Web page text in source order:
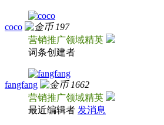
coco
197
营销推广领域精英
词条创建者
fangfang
1662
营销推广领域精英
最近编辑者 发消息